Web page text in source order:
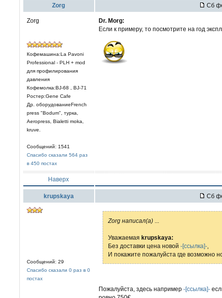
Zorg Сб
Zorg
Кофемашина:La Pavoni
Professional - PLH + mod
для профилирования
давления
Кофемолка:BJ-68 , BJ-71
Ростер:Gene Cafe
Др. оборудованиеFrench
press "Bodum", турка,
Aeropress, Bialetti moka,
kruve.
Сообщений: 1541
Спасибо сказали 564 раз
в 450 постах
Dr. Morg:
Если к примеру, то посмотрите на год
Наверх
krupskaya Сб
Сообщений: 29
Спасибо сказали 0 раз в 0
постах
Zorg написал(а)
Уважаемая krupskaya:
Без доставки цена новой -[ссылка]-
И покажите пожалуйста где возможно
Пожалуйста, здесь например -[ссылка]-